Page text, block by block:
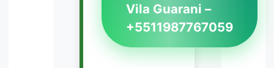
Vila Guarani –
+5511987767059